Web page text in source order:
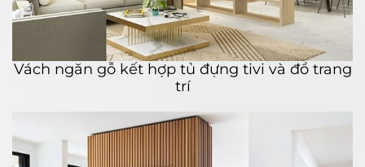
Vách ngăn gỗ kết hợp tủ đựng tivi và đồ trang
trí